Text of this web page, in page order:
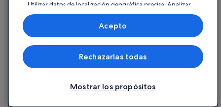
Documentos para viajes internacionales
© 2026 Expedia, Inc., una empresa de Expedia Group. Todos los
derechos reservados. Expedia y el logotipo de Expedia son marcas
comerciales o marcas comerciales registradas de Expedia, Inc.
Utilizar datos de localización geográfica precisa. Analizar
activamente las características del dispositivo para su
identificación. Almacenar la información en un dispositivo
y/o acceder a ella. Publicidad y contenido personalizados,
medición de publicidad y contenido, investigación de
audiencia y desarrollo de servicios.
Lista de asociados (proveedores)
Mostrar los propósitos
Rechazarlas todas
Acepto